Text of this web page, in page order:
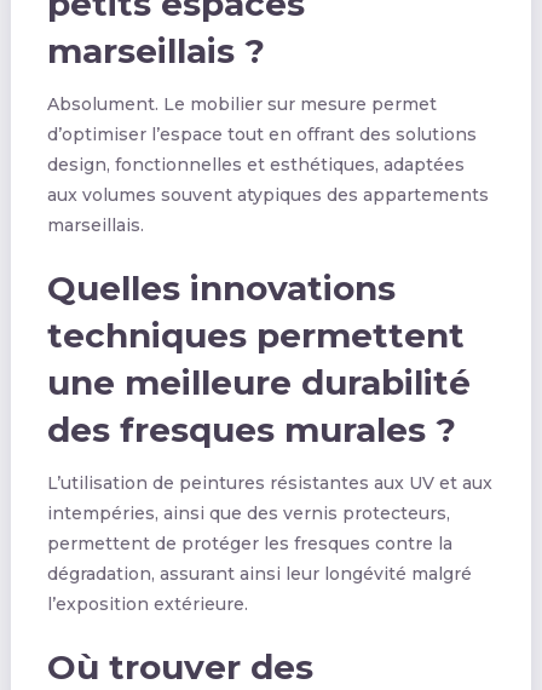
marseillais ?
Absolument. Le mobilier sur mesure permet
d’optimiser l’espace tout en offrant des solutions
design, fonctionnelles et esthétiques, adaptées
aux volumes souvent atypiques des appartements
marseillais.
Quelles innovations
techniques permettent
une meilleure durabilité
des fresques murales ?
L’utilisation de peintures résistantes aux UV et aux
intempéries, ainsi que des vernis protecteurs,
permettent de protéger les fresques contre la
dégradation, assurant ainsi leur longévité malgré
l’exposition extérieure.
Où trouver des